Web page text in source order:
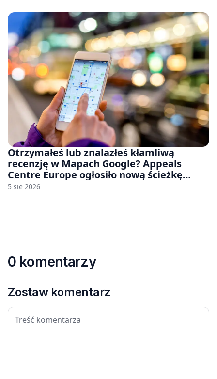
Otrzymałeś lub znalazłeś kłamliwą
recenzję w Mapach Google? Appeals
Centre Europe ogłosiło nową ścieżkę
odwoławczą dla firm i konsumentów
5 sie 2026
0 komentarzy
Zostaw komentarz